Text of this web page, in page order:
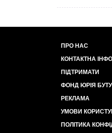
ПРО НАС
КОНТАКТНА
ПІДТРИМАТИ
ФОНД ЮРІЯ
РЕКЛАМА
УМОВИ
ПОЛІТИКА